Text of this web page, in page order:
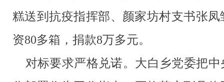
糕送到抗疫指挥部、颜家坊村支书张
资80多箱，捐款8万多元。
对标要求严格兑诺。大白乡党委把中